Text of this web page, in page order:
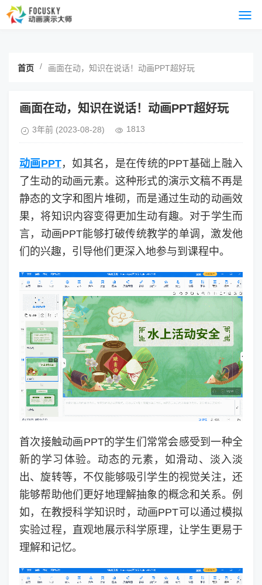
首页 / 画面在动，知识在说话！动画PPT超好玩
画面在动，知识在说话！动画PPT超好玩
3年前 (2023-08-28) 1813
动画PPT，如其名，是在传统的PPT基础上融入
了生动的动画元素。这种形式的演示文稿不再是
静态的文字和图片堆砌，而是通过生动的动画效
果，将知识内容变得更加生动有趣。对于学生而
言，动画PPT能够打破传统教学的单调，激发他
们的兴趣，引导他们更深入地参与到课程中。
首次接触动画PPT的学生们常常会感受到一种全
新的学习体验。动态的元素，如滑动、淡入淡
出、旋转等，不仅能够吸引学生的视觉关注，还
能够帮助他们更好地理解抽象的概念和关系。例
如，在教授科学知识时，动画PPT可以通过模拟
实验过程，直观地展示科学原理，让学生更易于
理解和记忆。